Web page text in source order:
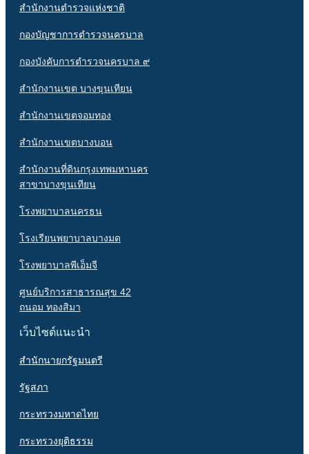
สำนักงานตำรวจแห่งชาติ
กองบัญชาการตำรวจนครบาล
กองบังคับการตำรวจนครบาล ๙
สำนักงานเขต บางขุนเทียน
สำนักงานเขตจอมทอง
สำนักงานเขตบางบอน
สำนักงานที่ดินกรุงเทพมหานคร
สาขาบางขุนเทียน
โรงพยาบาลนครธน
โรงเรียนพยาบาลบางมด
โรงพยาบาลพีเอ็มจี
ศูนย์บริการสาธารณสุข 42
ถนอม ทองสิมา
เว็บไซต์แนะนำ
สำนักนายกรัฐมนตรี
รัฐสภา
กระทรวงมหาดไทย
กระทรวงยุติธรรม